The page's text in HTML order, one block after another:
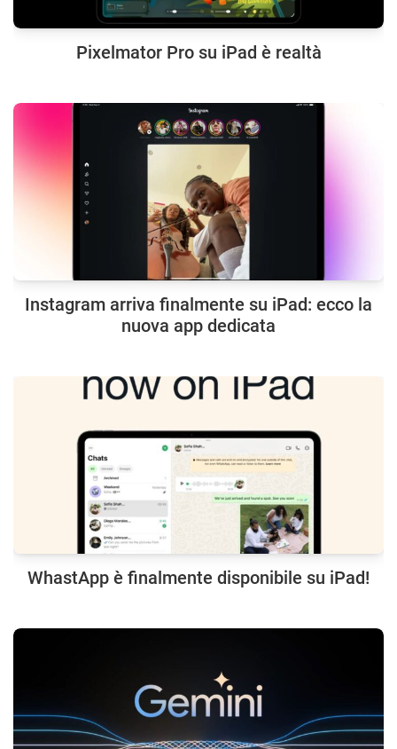
Pixelmator Pro su iPad è realtà
Instagram arriva finalmente su iPad: ecco la
nuova app dedicata
WhastApp è finalmente disponibile su iPad!